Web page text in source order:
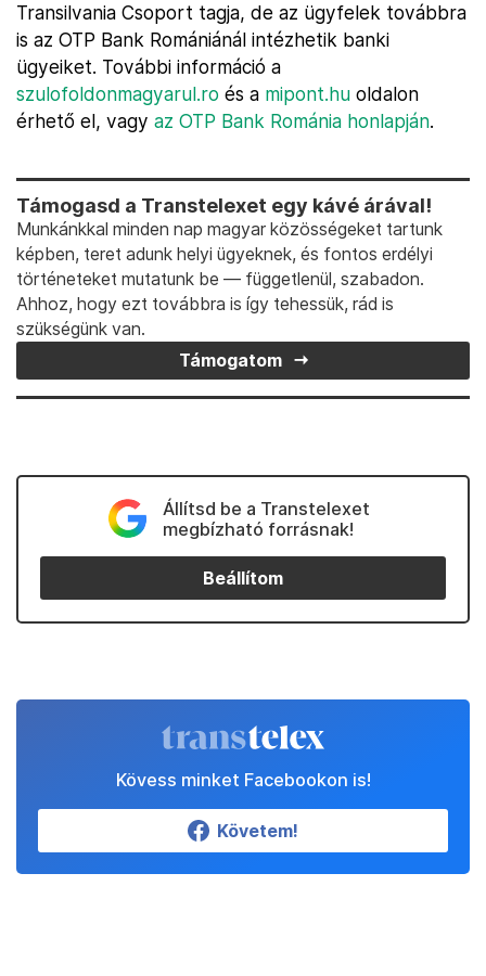
Transilvania Csoport tagja, de az ügyfelek továbbra
is az OTP Bank Romániánál intézhetik banki
ügyeiket. További információ a
szulofoldonmagyarul.ro és a mipont.hu oldalon
érhető el, vagy az OTP Bank Románia honlapján.
Támogasd a Transtelexet egy kávé árával!
Munkánkkal minden nap magyar közösségeket tartunk
képben, teret adunk helyi ügyeknek, és fontos erdélyi
történeteket mutatunk be — függetlenül, szabadon.
Ahhoz, hogy ezt továbbra is így tehessük, rád is
szükségünk van.
Támogatom
Állítsd be a Transtelexet
megbízható forrásnak!
Beállítom
Kövess minket Facebookon is!
Követem!